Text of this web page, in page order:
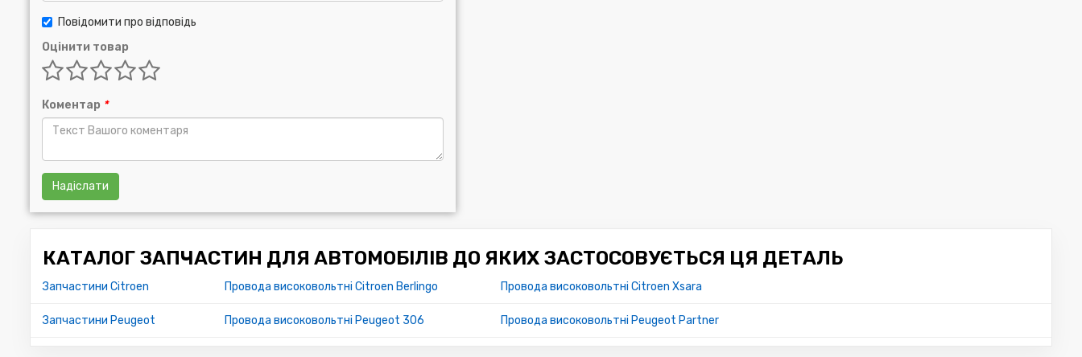
Повідомити про відповідь
Оцінити товар
Коментар *
Надіслати
КАТАЛОГ ЗАПЧАСТИН ДЛЯ АВТОМОБІЛІВ ДО ЯКИХ ЗАСТОСОВУЄТЬСЯ ЦЯ ДЕТАЛЬ
Запчастини Citroen Провода високовольтні Citroen Berlingo Провода високовольтні Citroen Xsara
Запчастини Peugeot Провода високовольтні Peugeot 306 Провода високовольтні Peugeot Partner